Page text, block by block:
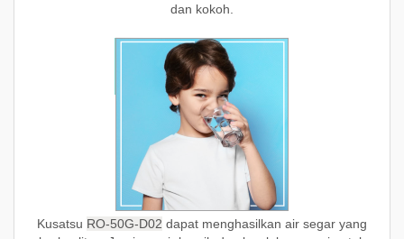
dan kokoh.
Kusatsu RO-50G-D02 dapat menghasilkan air segar yang